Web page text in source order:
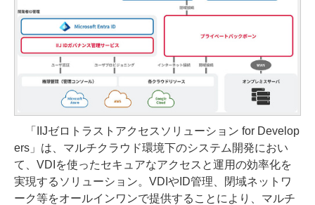
「IIJゼロトラストアクセスソリューション for Develop
ers」は、マルチクラウド環境下のシステム開発におい
て、VDIを使ったセキュアなアクセスと運用の効率化を
実現するソリューション。VDIやID管理、閉域ネットワ
ーク等をオールインワンで提供することにより、マルチ